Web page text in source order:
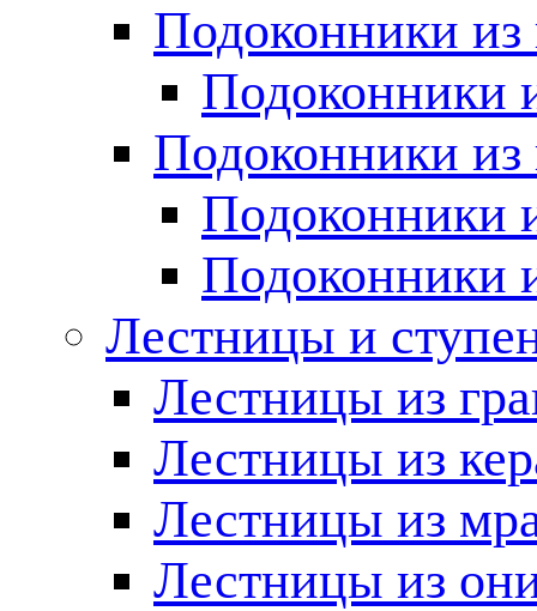
Подоконники из
Подоконники
Подоконники из
Подоконники
Подоконники
Лестницы и
Лестницы из
Лестницы из
Лестницы из
Лестницы из